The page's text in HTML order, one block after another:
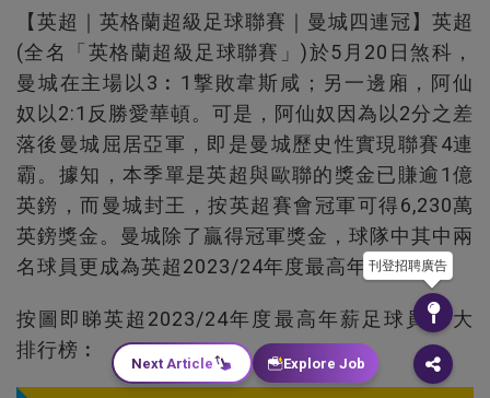
【英超｜英格蘭超級足球聯賽｜曼城四連冠】英超
(全名「英格蘭超級足球聯賽」)於5月20日煞科，
曼城在主場以3︰1撃敗韋斯咸；另一邊廂，阿仙
奴以2:1反勝愛華頓。可是，阿仙奴因為以2分之差
落後曼城屈居亞軍，即是曼城歷史性實現聯賽4連
霸。據知，本季單是英超與歐聯的獎金已賺逾1億
英鎊，而曼城封王，按英超賽會冠軍可得6,230萬
英鎊獎金。曼城除了贏得冠軍獎金，球隊中其中兩
名球員更成為英超2023/24年度最高年薪球員。
按圖即睇英超2023/24年度最高年薪足球員10大
排行榜︰
刊登招聘廣告
Next Article Explore Job